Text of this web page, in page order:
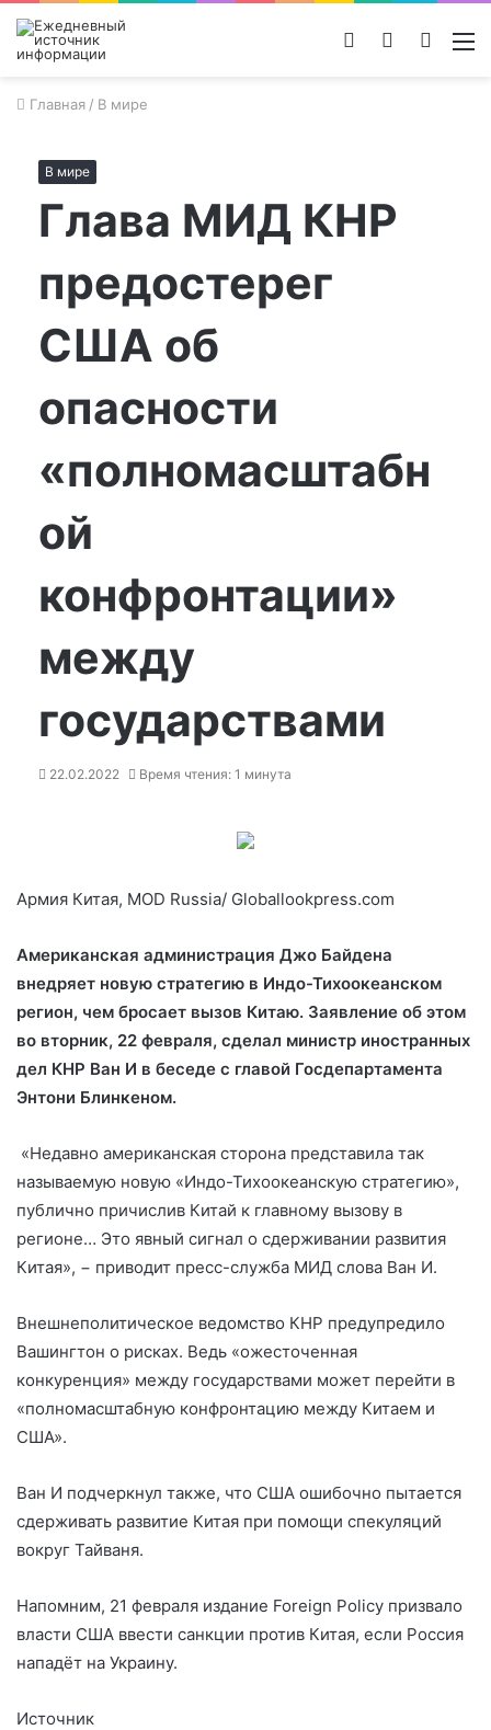
Поиск
Switch
Войти
Главная / В мире
В мире
Глава МИД КНР
предостерег
США об
опасности
«полномасштабн
ой
конфронтации»
между
государствами
22.02.2022 Время чтения: 1 минута
Армия Китая, MOD Russia/ Globallookpress.com
Американская администрация Джо Байдена
внедряет новую стратегию в Индо-Тихоокеанском
регион, чем бросает вызов Китаю. Заявление об этом
во вторник, 22 февраля, сделал министр иностранных
дел КНР Ван И в беседе с главой Госдепартамента
Энтони Блинкеном.
«Недавно американская сторона представила так
называемую новую «Индо-Тихоокеанскую стратегию»,
публично причислив Китай к главному вызову в
регионе… Это явный сигнал о сдерживании развития
Китая», − приводит пресс-служба МИД слова Ван И.
Внешнеполитическое ведомство КНР предупредило
Вашингтон о рисках. Ведь «ожесточенная
конкуренция» между государствами может перейти в
«полномасштабную конфронтацию между Китаем и
США».
Ван И подчеркнул также, что США ошибочно пытается
сдерживать развитие Китая при помощи спекуляций
вокруг Тайваня.
Напомним, 21 февраля издание Foreign Policy призвало
власти США ввести санкции против Китая, если Россия
нападёт на Украину.
Источник